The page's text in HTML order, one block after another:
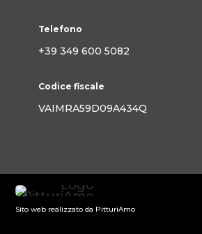
Telefono
+39 349 600 5082
Codice fiscale
VAIMRA59D09A434Q
Sito web realizzato da PitturiAmo